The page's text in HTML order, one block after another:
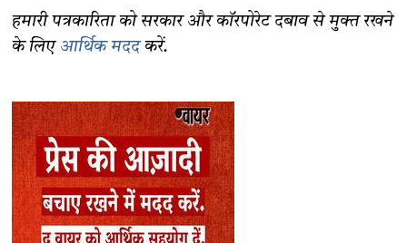
हमारी पत्रकारिता को सरकार और कॉरपोरेट दबाव से मुक्त रखने
के लिए आर्थिक मददकरें.